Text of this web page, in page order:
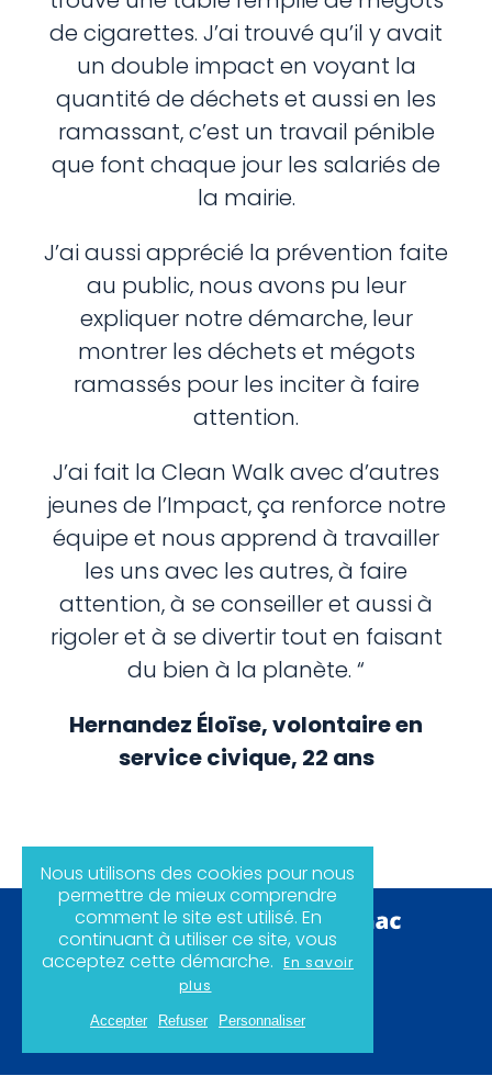
de cigarettes. J’ai trouvé qu’il y avait
un double impact en voyant la
quantité de déchets et aussi en les
ramassant, c’est un travail pénible
que font chaque jour les salariés de
la mairie.
J’ai aussi apprécié la prévention faite
au public, nous avons pu leur
expliquer notre démarche, leur
montrer les déchets et mégots
ramassés pour les inciter à faire
attention.
J’ai fait la Clean Walk avec d’autres
jeunes de l’Impact, ça renforce notre
équipe et nous apprend à travailler
les uns avec les autres, à faire
attention, à se conseiller et aussi à
rigoler et à se divertir tout en faisant
du bien à la planète. “
Hernandez Éloïse, volontaire en
service civique, 22 ans
Politique de confidentialité
Mentions légales
Plan du site
Nous utilisons des cookies pour nous
permettre de mieux comprendre
comment le site est utilisé. En
continuant à utiliser ce site, vous
acceptez cette démarche. En savoir
plus
Accepter Refuser Personnaliser